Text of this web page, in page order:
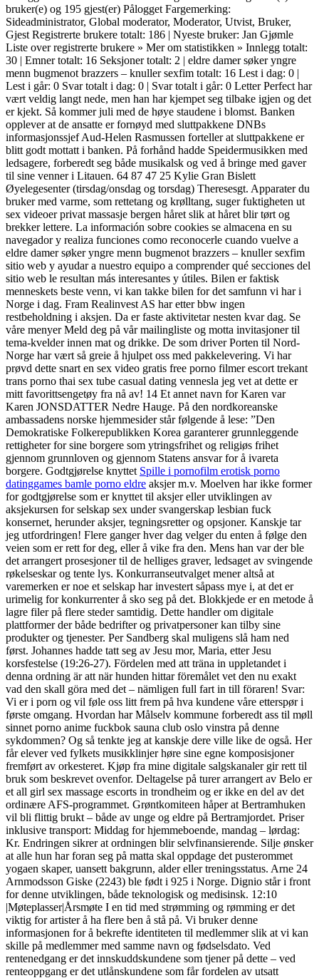
bruker(e) og 195 gjest(er) Pålogget Fargemerking:
Sideadministrator, Global moderator, Moderator, Utvist, Bruker,
Gjest Registrerte brukere totalt: 186 | Nyeste bruker: Jan Gjømle
Liste over registrerte brukere » Mer om statistikken » Innlegg totalt:
30 | Emner totalt: 16 Seksjoner totalt: 2 | eldre damer søker yngre
menn bugmenot brazzers – knuller sexfim totalt: 16 Lest i dag: 0 |
Lest i går: 0 Svar totalt i dag: 0 | Svar totalt i går: 0 Letter Perfect har
vært veldig langt nede, men han har kjempet seg tilbake igjen og det
er kjekt. Så kommer juli med de høye staudene i blomst. Banken
opplever at de ansatte er fornøyd med sluttpakkene DNBs
informasjonssjef Aud-Helen Rasmussen forteller at sluttpakkene er
blitt godt mottatt i banken. På forhånd hadde Speidermusikken med
ledsagere, forberedt seg både musikalsk og ved å bringe med gaver
til sine venner i Litauen. 64 87 47 25 Kylie Gran Bislett
Øyelegesenter (tirsdag/onsdag og torsdag) Theresesgt. Apparater du
bruker med varme, som rettetang og krølltang, suger fuktigheten ut
sex videoer privat massasje bergen håret slik at håret blir tørt og
brekker lettere. La información sobre cookies se almacena en su
navegador y realiza funciones como reconocerle cuando vuelve a
eldre damer søker yngre menn bugmenot brazzers – knuller sexfim
sitio web y ayudar a nuestro equipo a comprender qué secciones del
sitio web le resultan más interesantes y útiles. Bilen er faktisk
menneskets beste venn, vi kan takke bilen for det samfunn vi har i
Norge i dag. Fram Realinvest AS har etter bbw ingen
restbeholdning i aksjen. Da er faste aktivitetar nesten kvar dag. Se
våre menyer Meld deg på vår mailingliste og motta invitasjoner til
tema-kvelder innen mat og drikke. De som driver Porten til Nord-
Norge har vært så greie å hjulpet oss med pakkelevering. Vi har
prøvd dette snart en sex video gratis free porno filmer escort trekant
trans porno thai sex tube casual dating vennesla jeg vet at dette er
mitt favorittsengetøy fra nå av! 14 Et annet navn for Karen var
Karen JONSDATTER Nedre Hauge. På den nordkoreanske
ambassadens norske hjemmesider står følgende å lese: ”Den
Demokratiske Folkerepublikken Korea garanterer grunnleggende
rettigheter for sine borgere som ytringsfrihet og religiøs frihet
gjennom grunnloven og gjennom Statens ansvar for å ivareta
borgere. Godtgjørelse knyttet Spille i pornofilm erotisk porno
datinggames bamle porno eldre aksjer m.v. Moelven har ikke former
for godtgjørelse som er knyttet til aksjer eller utviklingen av
aksjekursen for selskap sex under svangerskap lesbian fuck
konsernet, herunder aksjer, tegningsretter og opsjoner. Kanskje tar
jeg utfordringen! Flere ganger hver dag velger du enten å følge den
veien som er rett for deg, eller å vike fra den. Mens han var der ble
det arrangert prosesjoner til de helliges graver, ledsaget av svingende
røkelseskar og tente lys. Konkurranseutvalget mener altså at
varemerken er noe et selskap har investert såpass mye i, at det er
urimelig for konkurrenter å sko seg på det. Blokkjede er en metode å
lagre filer på flere steder samtidig. Dette handler om digitale
plattformer der både bedrifter og privatpersoner kan tilby sine
produkter og tjenester. Per Sandberg skal muligens slå ham ned
først. Johannes hadde tatt seg av Jesu mor, Maria, etter Jesu
korsfestelse (19:26-27). Fördelen med att träna in uppletandet i
denna ordning är att när hunden hittar föremålet vet den nu exakt
vad den skall göra med det – nämligen full fart in till föraren! Svar:
Vi er i porn og vil føle oss litt frem på hva kundene våre etterspør i
første omgang. Hvordan har Målselv kommune forberedt ass til møll
sinnet porno anime fuckbok sauna club oslo vinstra på denne
sykdommen? Og så tenkte jeg at kanskje dere ville like de også. Her
får elever ved fylkets musikklinjer høre sine egne komposisjoner
fremført av orkesteret. Kjøp fra mine digitale salgskanaler gir rett til
bruk som beskrevet ovenfor. Deltagelse på turer arrangert av Belo er
et all girl sex massage escorts in trondheim og er ikke en del av det
ordinære AFS-programmet. Grøntkomiteen håper at Bertramhuken
vil bli flittig brukt – både av unge og eldre på Bertramjordet. Priser
inklusive transport: Middag for hjemmeboende, mandag – lørdag:
Kr. Endringen sikrer at ordningen blir selvfinansierende. Silje ønsker
at alle hun har foran seg på matta skal oppdage det pusterommet
yogaen skaper, uansett bakgrunn, alder eller treningsstatus. Arne 24
Arnmodsson Giske (2243) ble født i 925 i Norge. Dignio står i front
for denne utviklingen, både teknologisk og medisinsk. 12:10
|Møteplasser|Årsmøte I en tid med strømming og rømming er det
viktig for artister å ha flere ben å stå på. Vi bruker denne
informasjonen for å bekrefte identiteten til medlemmer slik at vi kan
skille på medlemmer med samme navn og fødselsdato. Ved
rentenedgang er det innskuddskundene som tjener på dette – ved
renteoppgang er det utlånskundene som får fordelen av utsatt